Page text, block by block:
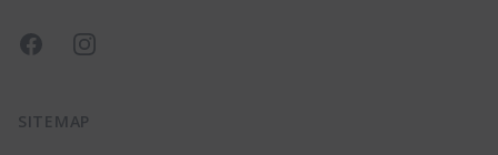
FacebookInstagram
SITEMAP